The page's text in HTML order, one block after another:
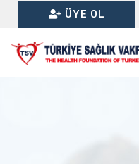
ÜYE OL